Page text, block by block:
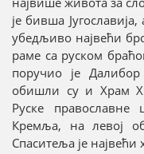
је бивша
убедљиво највећи
раме са руском
поручио је
обишли су и Храм
Руске православне
Кремља, на левој
Спаситеља је